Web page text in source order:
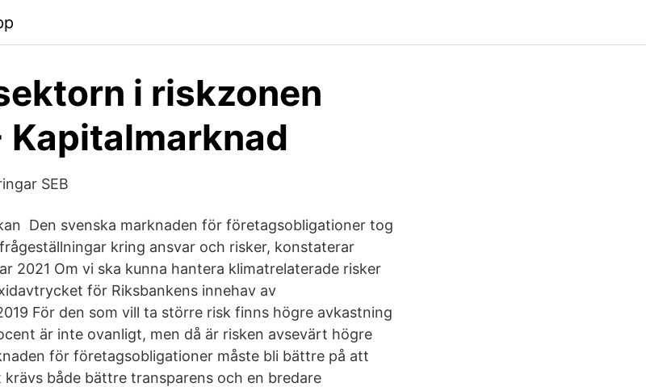
i riskzonen
Kapitalmarknad
SEB
Den svenska marknaden för företagsobligationer tog
kring ansvar och risker, konstaterar
2021 Om vi ska kunna hantera klimatrelaterade risker
för Riksbankens innehav av
För den som vill ta större risk finns högre avkastning
är inte ovanligt, men då är risken avsevärt högre
för företagsobligationer måste bli bättre på att
både bättre transparens och en bredare